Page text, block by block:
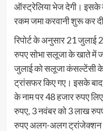
ऑस्ट्रेलिया भेज देगी। इसके
रकम जमा करवानी शुरू कर
रिपोर्ट के अनुसार 21
रुपए सोभा सलूजा के खाते में
जुलाई को सलूजा कंसल्टेंसी
ट्रांसफर किए गए। इसके
के नाम पर 48 हजार रुपए
रुपए, 3 नवंबर को 3 लाख
रुपए अलग-अलग ट्रांजेक्शन